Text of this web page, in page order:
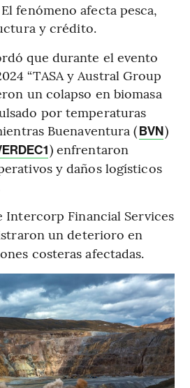
fenómeno afecta pesca,
y crédito.
que durante el evento
“TASA y Austral Group
un colapso en biomasa
por temperaturas
Buenaventura (BVN)
) enfrentaron
y daños logísticos
Intercorp Financial Services
un deterioro en
costeras afectadas.